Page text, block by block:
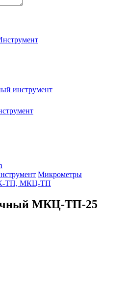
инструмент
Микрометры
ТП, МКЦ-ТП
МКЦ-ТП-25